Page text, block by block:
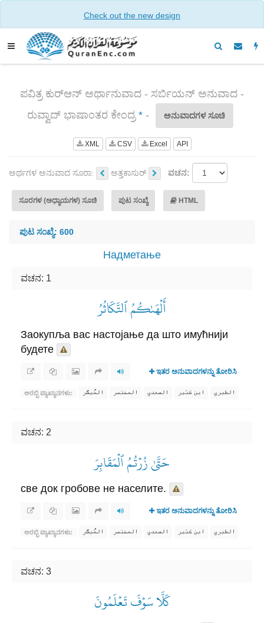
Check out the new design
ಪವಿತ್ರ ಕುರ್‌ಆನ್ ಅರ್ಥಾನುವಾದ - ಸರ್ಬಿಯನ್ ಅನುವಾದ -
ರುವ್ವಾದ್ ಭಾಷಾಂತರ ಕೇಂದ್ರ* - ಅನುವಾದಗಳ ಸೂಚಿ
XML CSV Excel API
ಅರ್ಥಗಳ ಅನುವಾದ ಸೂರಾ: ಅತ್ತಕಾಸುರ್ ವಚನ:
ಸೂರಗಳ (ಅಧ್ಯಾಯಗಳ) ಸೂಚಿ ಪುಟ ಸಂಖ್ಯೆ HTML
ಪುಟ ಸಂಖ್ಯೆ: 600
Надметање
ವಚನ: 1
أَلۡهَىٰكُمُ ٱلتَّكَاثُرُ
Заокупља вас настојање да што имућнији
будете
ಇತರ ಅನುವಾದಗಳನ್ನು ತೋರಿಸಿ
ಅರಬ್ಬಿ ವ್ಯಾಖ್ಯಾನಗಳು: المُيسَّر المختصر السعدي ابن كثير الطبري
ವಚನ: 2
حَتَّىٰ زُرۡتُمُ ٱلۡمَقَابِرَ
све док гробове не населите.
ಇತರ ಅನುವಾದಗಳನ್ನು ತೋರಿಸಿ
ಅರಬ್ಬಿ ವ್ಯಾಖ್ಯಾನಗಳು: المُيسَّر المختصر السعدي ابن كثير الطبري
ವಚನ: 3
كَلَّا سَوۡفَ تَعۡلَمُونَ